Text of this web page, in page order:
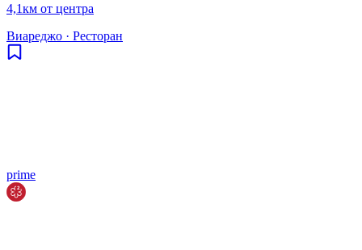
4,1км от центра
Виареджо · Ресторан
prime